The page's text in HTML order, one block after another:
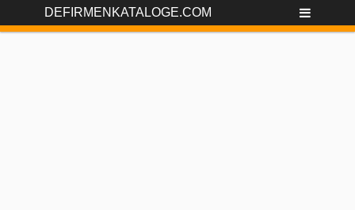
DEFIRMENKATALOGE.COM